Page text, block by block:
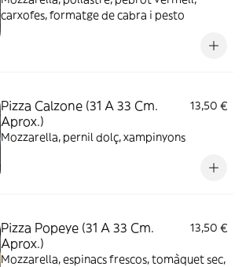
carxofes, formatge de cabra i pesto
Pizza Calzone (31 A 33 Cm.
Aprox.)
13,50 €
Mozzarella, pernil dolç, xampinyons
Pizza Popeye (31 A 33 Cm.
Aprox.)
13,50 €
Mozzarella, espinacs frescos, tomàquet sec,